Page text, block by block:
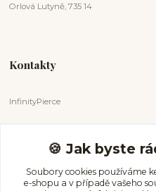
Orlová Lutyně, 735 14
Kontakty
InfinityPierce
+420 731 681
(Po-Ne, 9-18 hod.)
🍪 Jak byste
Soubory cookies používáme
e-shopu a v případě vašeho